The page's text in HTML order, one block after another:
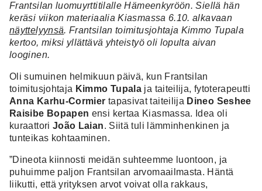
Frantsilan luomuyrttitilalle Hämeenkyröön. Siellä hän
keräsi viikon materiaalia Kiasmassa 6.10. alkavaan
näyttelyynsä. Frantsilan toimitusjohtaja Kimmo Tupala
kertoo, miksi yllättävä yhteistyö oli lopulta aivan
looginen.
Oli sumuinen helmikuun päivä, kun Frantsilan
toimitusjohtaja Kimmo Tupala ja taiteilija, fytoterapeutti
Anna Karhu-Cormier tapasivat taiteilija Dineo Seshee
Raisibe Bopapen ensi kertaa Kiasmassa. Idea oli
kuraattori João Laian. Siitä tuli lämminhenkinen ja
tunteikas kohtaaminen.
”Dineota kiinnosti meidän suhteemme luontoon, ja
puhuimme paljon Frantsilan arvomaailmasta. Häntä
liikutti, että yrityksen arvot voivat olla rakkaus,